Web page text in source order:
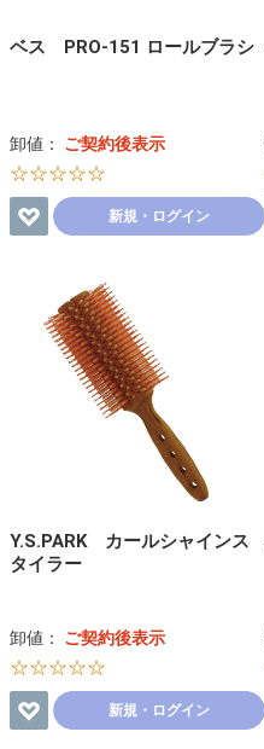
ベス PRO-151 ロールブラシ
卸値： ご契約後表示
☆☆☆☆☆
新規・ログイン
Y.S.PARK カールシャインス
タイラー
卸値： ご契約後表示
☆☆☆☆☆
新規・ログイン